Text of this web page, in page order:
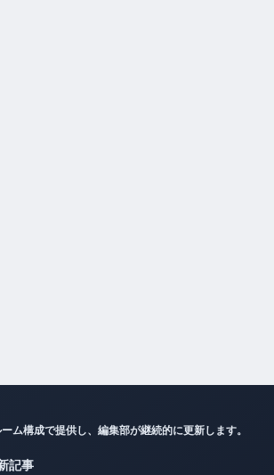
ム構成で提供し、編集部が継続的に更新します。
アップデートは公開前に編集デスクが確認します。